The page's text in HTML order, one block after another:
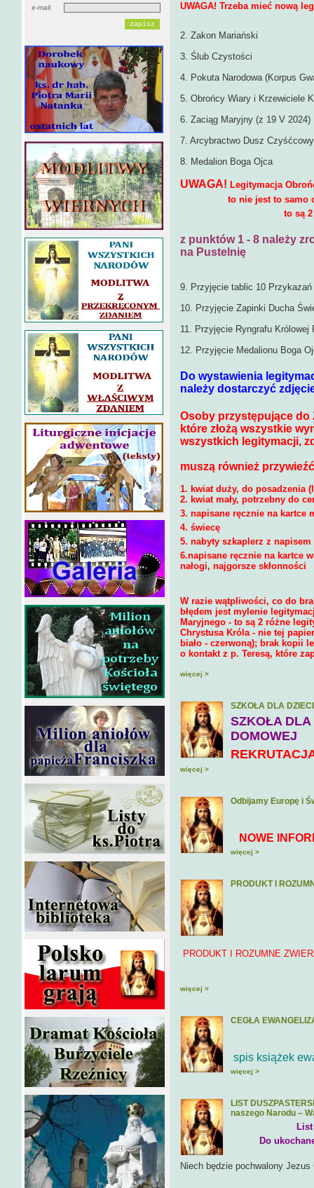
e-mail UWAGA! Trzeba mieć nową
2. Zakon Mariański
3. Ślub Czystości
4. Pokuta Narodowa (Korpus
5. Obrońcy Wiary i Krzewiciele
6. Zaciąg Maryjny (z 19 V 2024)
7. Arcybractwo Dusz
8. Medalion Boga Ojca
UWAGA! Legitymacja
to nie jest to samo co
to są 2 inne
z punktów 1 - 8 należy
na Pustelnię
9. Przyjęcie tablic 10 Przykazań
10. Przyjęcie Zapinki Ducha
11. Przyjęcie Ryngrafu Królowej
12. Przyjęcie Medalionu Boga
Do wystawienia
należy dostarczyć
Osoby przystępujące do
które złożą wszystkie
wszystkich legitymacji,
muszą również
1. kwiat duży, do posadzenia
2. kwiat mały, potrzebny do
3. napisane ręcznie na kartce
4. świecę
5. nabyty szkaplerz z napisem
6.napisane ręcznie na kartce
nałogi, najgorsze skłonności
W razie wątpliwości, co do
błędem jest mylenie
Maryjnego - to są 2 różne
Chrystusa Króla - nie tej
biało - czerwoną); brak kopii
o kontakt z p. Teresą, które
więcej >
SZKOŁA DLA
SZKOŁA
DOMOWEJ
więcej >
Odbijamy Europę i
NOWE
więcej >
PRODUKT I
PRODUKT I ROZUMNE
więcej >
CEGŁA
spis książek
więcej >
LIST
naszego Narodu –
Do
Niech będzie pochwalony Jezus